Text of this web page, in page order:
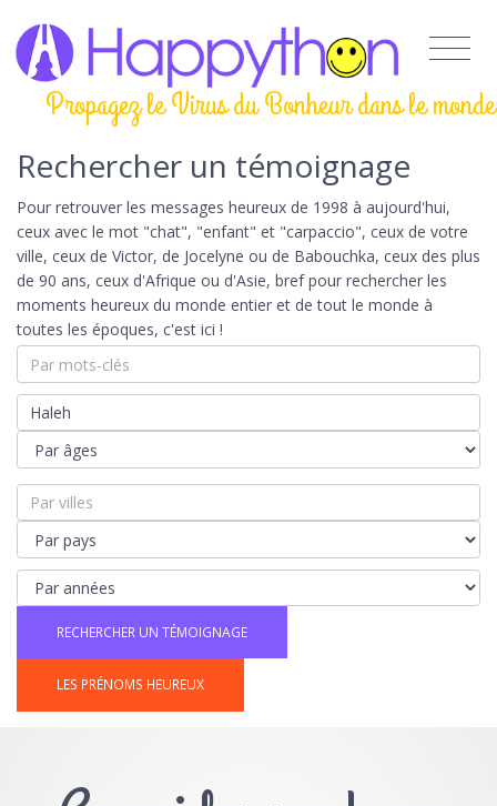
Propagez le Virus du Bonheur dans le monde
Rechercher un témoignage
Pour retrouver les messages heureux de 1998 à aujourd'hui,
ceux avec le mot "chat", "enfant" et "carpaccio", ceux de votre
ville, ceux de Victor, de Jocelyne ou de Babouchka, ceux des plus
de 90 ans, ceux d'Afrique ou d'Asie, bref pour rechercher les
moments heureux du monde entier et de tout le monde à
toutes les époques, c'est ici !
LES PRÉNOMS HEUREUX